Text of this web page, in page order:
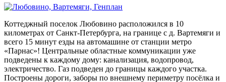
Коттеджный поселок Любовино расположился в 10
километрах от Санкт-Петербурга, на границе с д. Вартемяги и
всего 15 минут езды на автомашине от станции метро
«Парнас»! Центральные областные коммуникации уже
подведены к каждому дому: канализация, водопровод,
электричество. Газ подведен до границы каждого участка.
Построены дороги, заборы по внешнему периметру посёлка и